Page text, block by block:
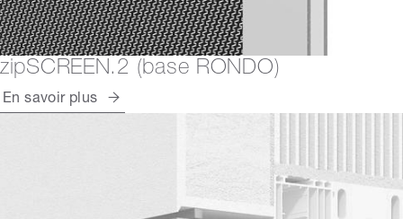
zipSCREEN.2 (base RONDO)
En savoir plus